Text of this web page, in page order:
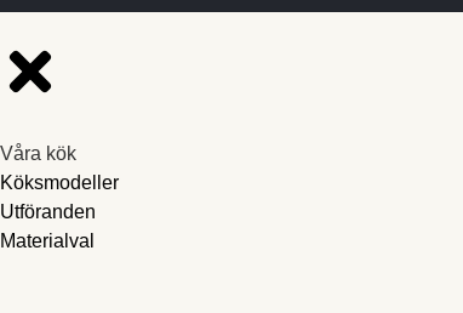
Våra kök
Köksmodeller
Utföranden
Materialval